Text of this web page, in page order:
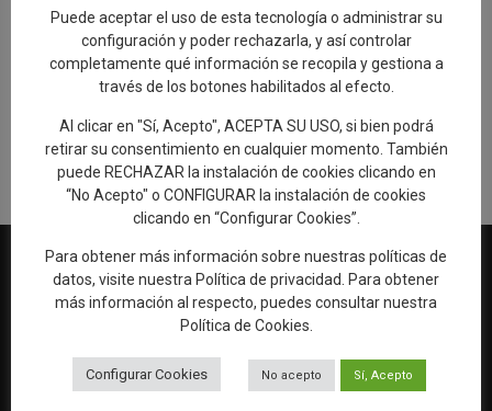
Añadir reseña en Google
Rellenar encuesta de calidad
Web oficial de Turismo del Excmo. Ayuntamiento de Talavera de
OFICINA DE TURISMO
Puede aceptar el uso de esta tecnología o administrar su
configuración y poder rechazarla, y así controlar
completamente qué información se recopila y gestiona a
través de los botones habilitados al efecto.
Al clicar en "Sí, Acepto", ACEPTA SU USO, si bien podrá
retirar su consentimiento en cualquier momento. También
puede RECHAZAR la instalación de cookies clicando en
“No Acepto" o CONFIGURAR la instalación de cookies
clicando en “Configurar Cookies”.
Para obtener más información sobre nuestras políticas de
datos, visite nuestra Política de privacidad. Para obtener
más información al respecto, puedes consultar nuestra
Política de Cookies.
Configurar Cookies No acepto Sí, Acepto